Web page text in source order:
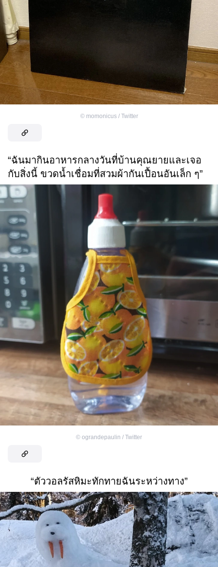
© momonicus / Twitter
“ฉันมากินอาหารกลางวันที่บ้านคุณยายและเจอ
กับสิ่งนี้ ขวดน้ำเชื่อมที่สวมผ้ากันเปื้อนอันเล็ก ๆ”
© ograndepaulin / Twitter
“ตัววอลรัสหิมะทักทายฉันระหว่างทาง”